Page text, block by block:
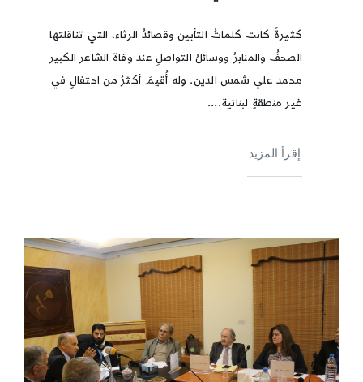
كثيرةً كانت كلماتُ التأبين وقصائدُ الرثاء، التي تناقلتها
الصحفُ والمنابرُ ووسائلُ التواصلِ عند وفاة الشاعر الكبير
محمد علي شمس الدين. وله أُقيمَ أكثرُ من احتفالٍ في
غير منطقةٍ لبنانية....
إقرأ المزيد